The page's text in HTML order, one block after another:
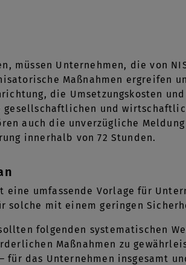
müssen Unternehmen, die von
Maßnahmen ergreifen
die Umsetzungskosten
und
auch die unverzügliche
innerhalb von 72 Stunden.
eine umfassende Vorlage für
solche mit einem geringen
folgenden systematischen
Maßnahmen zu
das Unternehmen insgesamt